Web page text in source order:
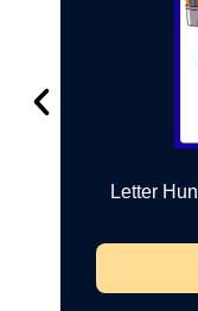
Letter